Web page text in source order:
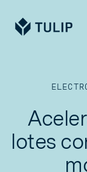
Tulip
lotes